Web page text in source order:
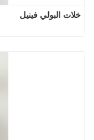
خلات البولي فينيل